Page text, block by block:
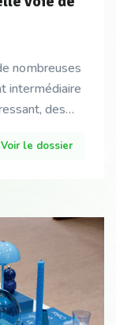
nombreuses
intermédiaire
des
Voir le dossier